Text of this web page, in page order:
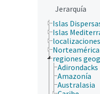
Jerarquía
islas del
Islas del
Islas
Islas
Norteamérica
regiones
Adirondacks
Amazonía
Australasia